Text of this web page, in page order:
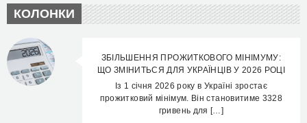
КОЛОНКИ
ЗБІЛЬШЕННЯ ПРОЖИТКОВОГО МІНІМУМУ:
ЩО ЗМІНИТЬСЯ ДЛЯ УКРАЇНЦІВ У 2026 РОЦІ
Із 1 січня 2026 року в Україні зростає
прожитковий мінімум. Він становитиме 3328
гривень для […]